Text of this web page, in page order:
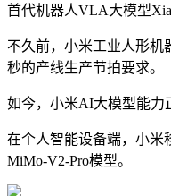
首代机器人VLA大模型
不久前，小米工业人形机
秒的产线生产节拍要求。
如今，小米AI大模型能力
在个人智能设备端，小米
MiMo-V2-Pro模型。